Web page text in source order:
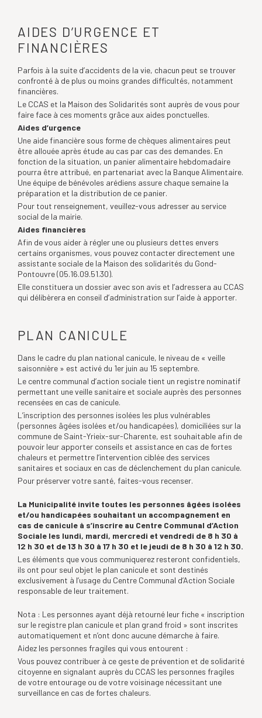
AIDES D’URGENCE ET
FINANCIÈRES
Parfois à la suite d’accidents de la vie, chacun peut se trouver
confronté à de plus ou moins grandes difficultés, notamment
financières.
Le CCAS et la Maison des Solidarités sont auprès de vous pour
faire face à ces moments grâce aux aides ponctuelles.
Aides d’urgence
Une aide financière sous forme de chèques alimentaires peut
être allouée après étude au cas par cas des demandes. En
fonction de la situation, un panier alimentaire hebdomadaire
pourra être attribué, en partenariat avec la Banque Alimentaire.
Une équipe de bénévoles arédiens assure chaque semaine la
préparation et la distribution de ce panier.
Pour tout renseignement, veuillez-vous adresser au service
social de la mairie.
Aides financières
Afin de vous aider à régler une ou plusieurs dettes envers
certains organismes, vous pouvez contacter directement une
assistante sociale de la Maison des solidarités du Gond-
Pontouvre (05.16.09.51.30).
Elle constituera un dossier avec son avis et l’adressera au CCAS
qui délibèrera en conseil d’administration sur l’aide à apporter.
PLAN CANICULE
Dans le cadre du plan national canicule, le niveau de « veille
saisonnière » est activé du 1er juin au 15 septembre.
Le centre communal d’action sociale tient un registre nominatif
permettant une veille sanitaire et sociale auprès des personnes
recensées en cas de canicule.
L’inscription des personnes isolées les plus vulnérables
(personnes âgées isolées et/ou handicapées), domiciliées sur la
commune de Saint-Yrieix-sur-Charente, est souhaitable afin de
pouvoir leur apporter conseils et assistance en cas de fortes
chaleurs et permettre l’intervention ciblée des services
sanitaires et sociaux en cas de déclenchement du plan canicule.
Pour préserver votre santé, faites-vous recenser.
La Municipalité invite toutes les personnes âgées isolées
et/ou handicapées souhaitant un accompagnement en
cas de canicule à s’inscrire au Centre Communal d’Action
Sociale les lundi, mardi, mercredi et vendredi de 8 h 30 à
12 h 30 et de 13 h 30 à 17 h 30 et le jeudi de 8 h 30 à 12 h 30.
Les éléments que vous communiquerez resteront confidentiels,
ils ont pour seul objet le plan canicule et sont destinés
exclusivement à l’usage du Centre Communal d’Action Sociale
responsable de leur traitement.
Nota : Les personnes ayant déjà retourné leur fiche « inscription
sur le registre plan canicule et plan grand froid » sont inscrites
automatiquement et n’ont donc aucune démarche à faire.
Aidez les personnes fragiles qui vous entourent :
Vous pouvez contribuer à ce geste de prévention et de solidarité
citoyenne en signalant auprès du CCAS les personnes fragiles
de votre entourage ou de votre voisinage nécessitant une
surveillance en cas de fortes chaleurs.